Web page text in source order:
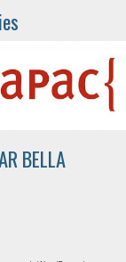
BELLA